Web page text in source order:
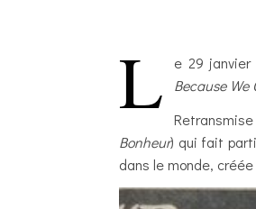
L
e 29
Because We
Bonheur) qui fait
dans le monde,